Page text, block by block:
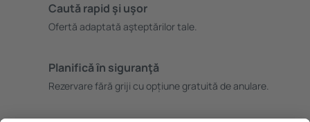
Caută rapid şi uşor
Ofertă adaptată aşteptărilor tale.
Planifică ȋn siguranţă
Rezervare fără griji cu opțiune gratuită de anulare.